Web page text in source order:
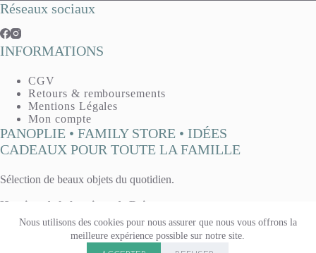
Nous utilisons des cookies pour nous assurer que nous vous offrons la
meilleure expérience possible sur notre site.
Réseaux sociaux
INFORMATIONS
CGV
Retours & remboursements
Mentions Légales
Mon compte
PANOPLIE • FAMILY STORE • IDÉES
CADEAUX POUR TOUTE LA FAMILLE
Sélection de beaux objets du quotidien.
Horaires de la boutique de Reims :
Mardi, mercredi, vendredi : 10h - 13h / 14h30 - 19h
Jeudi : 14h30 - 19h
Samedi 10h - 13h / 14h - 19h